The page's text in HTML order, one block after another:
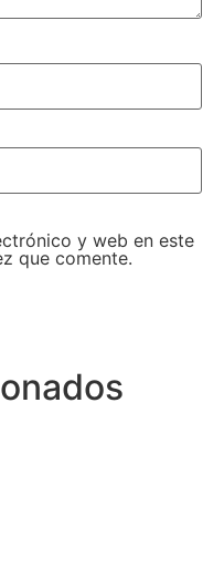
y web en este
que comente.